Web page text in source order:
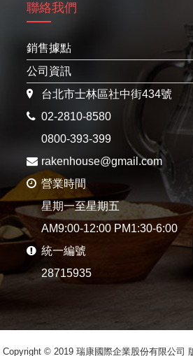
聯絡我們
銷售據點
公司資訊
台北市士林區社中街434號
02-2810-8580
0800-393-399
rakenhouse@gmail.com
營業時間
星期一至星期五
AM9:00-12:00 PM1:30-6:00
統一編號
28715935
Copyright © 2019 瑞康國際企業股份有限公司